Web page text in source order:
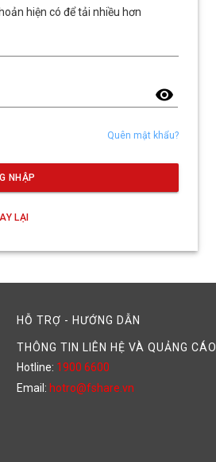
hiện có để tải nhiều hơn
visibility
Quên mật khẩu?
NHẬP
LẠI
HỖ TRỢ - HƯỚNG DẪN
THÔNG TIN LIÊN HỆ VÀ QUẢNG CÁO
Hotline: 1900 6600
Email: hotro@fshare.vn